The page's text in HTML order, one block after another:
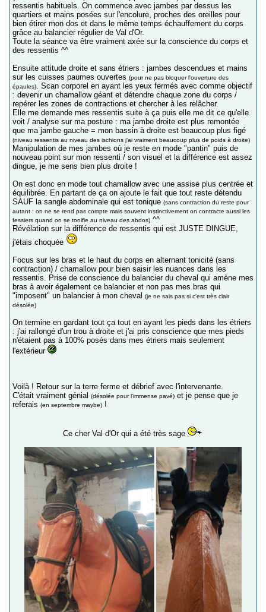
ressentis habituels. On commence avec jambes par dessus les
quartiers et mains posées sur l'encolure, proches des oreilles pour
bien étirer mon dos et dans le même temps échauffement du corps
grâce au balancier régulier de Val d'Or.
Toute la séance va être vraiment axée sur la conscience du corps et
des ressentis ^^
Ensuite attitude droite et sans étriers : jambes descendues et mains
sur les cuisses paumes ouvertes (pour ne pas bloquer l'ouverture des
épaules)
. Scan corporel en ayant les yeux fermés avec comme objectif
: devenir un chamallow géant et détendre chaque zone du corps /
repérer les zones de contractions et chercher à les relâcher.
Elle me demande mes ressentis suite à ça puis elle me dit ce qu'elle
voit / analyse sur ma posture : ma jambe droite est plus remontée
que ma jambe gauche = mon bassin à droite est beaucoup plus figé
(niveau ressentis au niveau des ischions j'ai vraiment beaucoup plus de poids à droite)
Manipulation de mes jambes où je reste en mode "pantin" puis de
nouveau point sur mon ressenti / son visuel et la différence est assez
dingue, je me sens bien plus droite !
On est donc en mode tout chamallow avec une assise plus centrée et
équilibrée. En partant de ça on ajoute le fait que tout reste détendu
SAUF la sangle abdominale qui est tonique (sans contraction du reste pour
autant : on ne se rend pas compte mais souvent instinctivement on contracte aussi les
fessiers quand on se tonifie au niveau des abdos) ^^
Révélation sur la différence de ressentis qui est JUSTE DINGUE,
j'étais choquée
Focus sur les bras et le haut du corps en alternant tonicité (sans
contraction) / chamallow pour bien saisir les nuances dans les
ressentis. Prise de conscience du balancier du cheval qui amène mes
bras à avoir également ce balancier et non pas mes bras qui
"imposent" un balancier à mon cheval
(je ne sais pas si c'est très clair
désolée)
On termine en gardant tout ça tout en ayant les pieds dans les étriers
: j'ai rallongé d'un trou à droite et j'ai pris conscience que mes pieds
n'étaient pas à 100% posés dans mes étriers mais seulement
l'extérieur
Voilà ! Retour sur la terre ferme et débrief avec l'intervenante.
C'était vraiment génial
(désolée pour l'immense pavé) et je pense que je
referais (en septembre maybe) !
Ce cher Val d'Or qui a été très sage